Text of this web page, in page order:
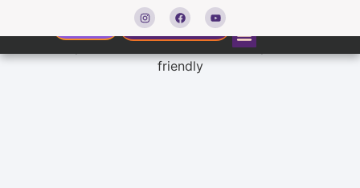
Agendar consulta